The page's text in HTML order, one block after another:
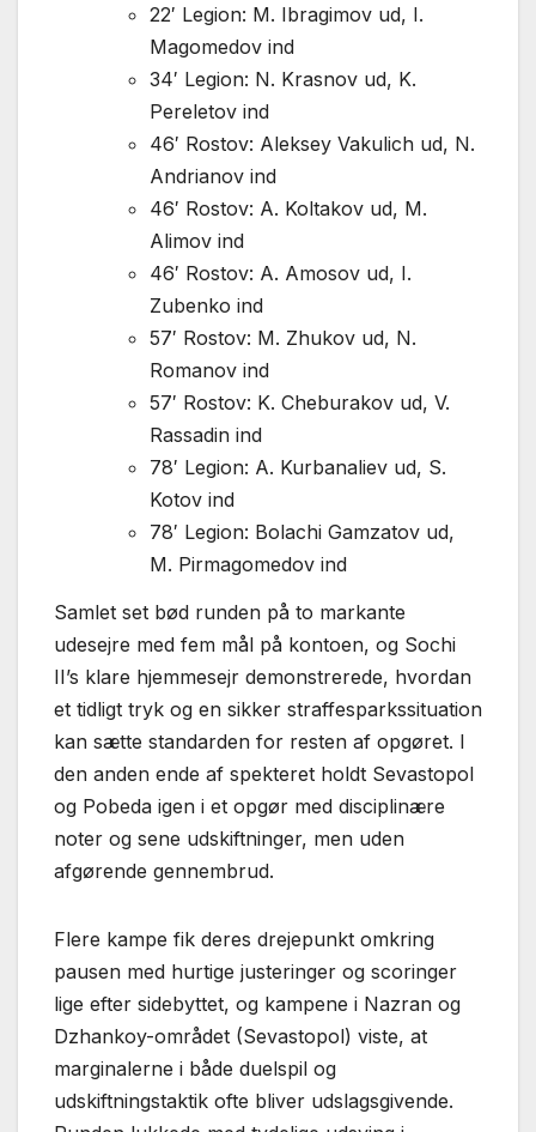
22′ Legion: M. Ibragimov ud, I.
Magomedov ind
34′ Legion: N. Krasnov ud, K.
Pereletov ind
46′ Rostov: Aleksey Vakulich ud, N.
Andrianov ind
46′ Rostov: A. Koltakov ud, M.
Alimov ind
46′ Rostov: A. Amosov ud, I.
Zubenko ind
57′ Rostov: M. Zhukov ud, N.
Romanov ind
57′ Rostov: K. Cheburakov ud, V.
Rassadin ind
78′ Legion: A. Kurbanaliev ud, S.
Kotov ind
78′ Legion: Bolachi Gamzatov ud,
M. Pirmagomedov ind
Samlet set bød runden på to markante
udesejre med fem mål på kontoen, og Sochi
II’s klare hjemmesejr demonstrerede, hvordan
et tidligt tryk og en sikker straffesparkssituation
kan sætte standarden for resten af opgøret. I
den anden ende af spekteret holdt Sevastopol
og Pobeda igen i et opgør med disciplinære
noter og sene udskiftninger, men uden
afgørende gennembrud.
Flere kampe fik deres drejepunkt omkring
pausen med hurtige justeringer og scoringer
lige efter sidebyttet, og kampene i Nazran og
Dzhankoy-området (Sevastopol) viste, at
marginalerne i både duelspil og
udskiftningstaktik ofte bliver udslagsgivende.